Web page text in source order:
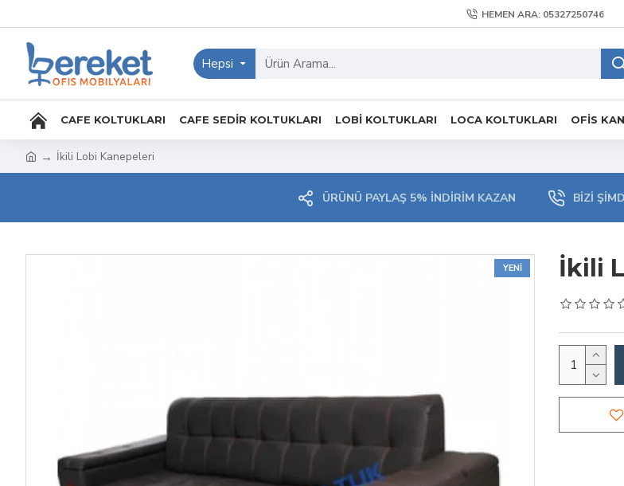
HEMEN ARA: 05327250746
Hepsi
CAFE KOLTUKLARI CAFE SEDIR KOLTUKLARI LOBI KOLTUKLARI LOCA KOLTUKLARI OFIS
İkili Lobi Kanepeleri
ÜRÜNÜ PAYLAŞ 5% İNDIRIM KAZAN BIZI
YENI İkili